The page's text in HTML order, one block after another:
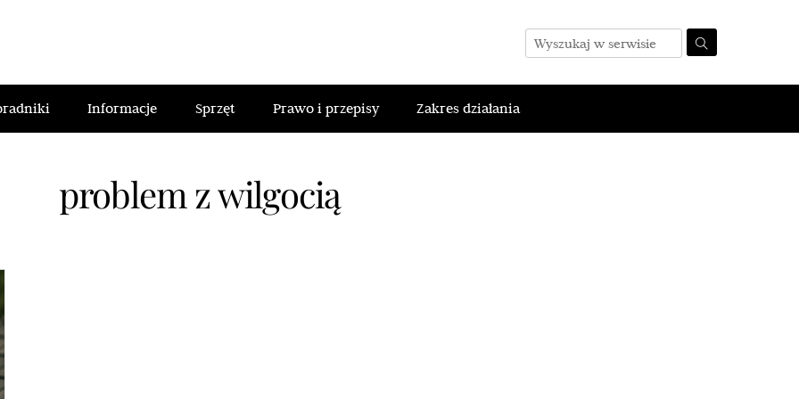
Informacje Sprzęt Prawo i przepisy Zakres działania
problem z wilgocią